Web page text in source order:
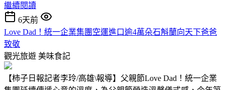
繼續閱讀
6天前
Love Dad！統一企業集團空運進口逾4萬朵石斛蘭向天下爸爸
致敬
觀光旅遊 美味食記
【柿子日報記者李玲/高雄\報導】父親節Love Dad！統一企業